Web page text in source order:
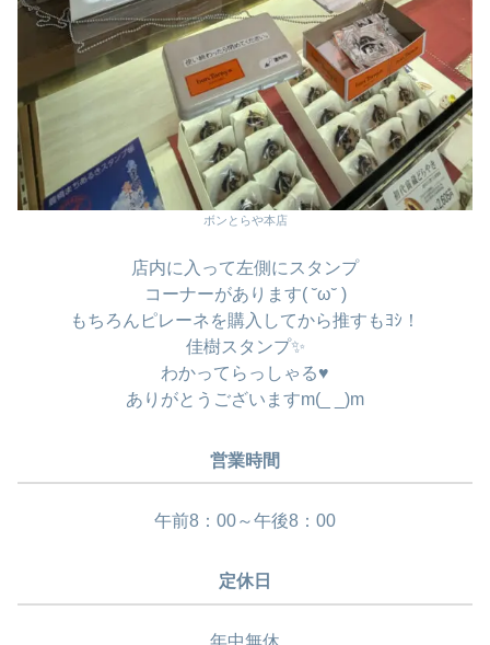
ボンとらや本店
店内に入って左側にスタンプ
コーナーがあります( ˘ω˘ )
もちろんピレーネを購入してから推すもﾖｼ！
佳樹スタンプ✨
わかってらっしゃる♥️
ありがとうございますm(_ _)m
営業時間
午前8：00～午後8：00
定休日